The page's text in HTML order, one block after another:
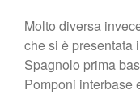
Molto diversa
che si è presentata
Spagnolo prima
Pomponi interbase